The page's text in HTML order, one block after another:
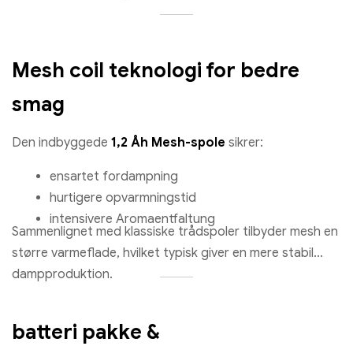
Mesh coil teknologi for bedre
smag
Den indbyggede 1,2 Åh Mesh-spole sikrer:
ensartet fordampning
hurtigere opvarmningstid
intensivere Aromaentfaltung
Sammenlignet med klassiske trådspoler tilbyder mesh en
større varmeflade, hvilket typisk giver en mere stabil
dampproduktion.
batteri pakke &